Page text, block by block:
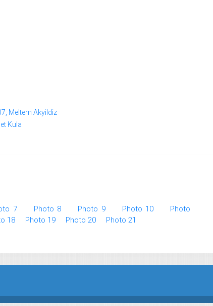
Meltem Akyildiz
Kula
7 Photo 8 Photo 9 Photo 10
Photo
18 Photo 19 Photo 20 Photo 21